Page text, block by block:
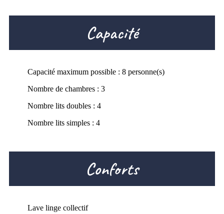
Capacité
Capacité maximum possible : 8 personne(s)
Nombre de chambres : 3
Nombre lits doubles : 4
Nombre lits simples : 4
Conforts
Lave linge collectif